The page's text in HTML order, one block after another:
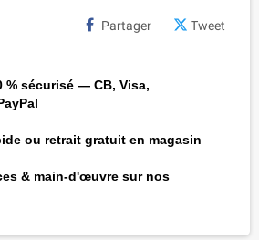
Partager Tweet
% sécurisé — CB, Visa,
ou retrait gratuit en magasin
& main-d'œuvre sur nos